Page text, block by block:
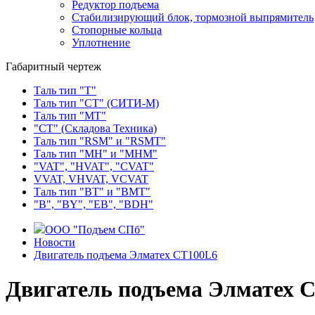
Редуктор подъема
Стабилизирующий блок, тормозной выпрямитель
Стопорные кольца
Уплотнение
Габаритный чертеж
Таль тип "Т"
Таль тип "СТ" (СИТИ-М)
Таль тип "МТ"
"СТ" (Складова Техника)
Таль тип "RSМ" и "RSMT"
Таль тип "MH" и "МНМ"
"VAT", "HVAT", "CVAT"
VVAT, VHVAT, VCVAT
Таль тип "BT" и "BMT"
"В", "BY", "EВ", "BDH"
ООО "Подъем СПб"
Новости
Двигатель подъема Элматех СТ100L6
Двигатель подъема Элматех